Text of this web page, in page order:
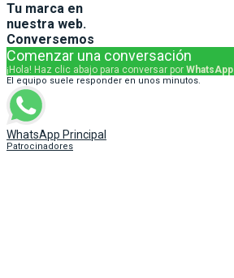
Tu marca en
nuestra web.
Conversemos
Comenzar una conversación
¡Hola! Haz clic abajo para conversar por WhatsApp
El equipo suele responder en unos minutos.
WhatsApp Principal
Patrocinadores